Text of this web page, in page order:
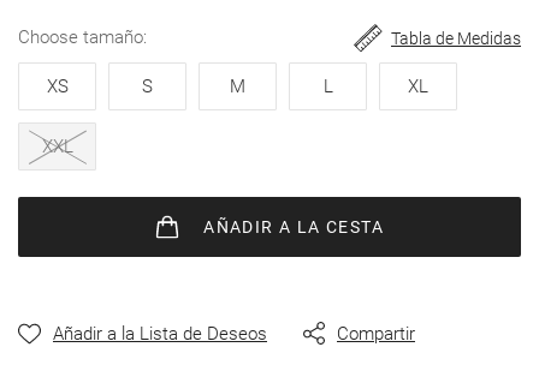
choose tamaño
XS S M L XL
XXL
Tabla de Medidas
AÑADIR A LA CESTA
Añadir a la Lista de Deseos Compartir